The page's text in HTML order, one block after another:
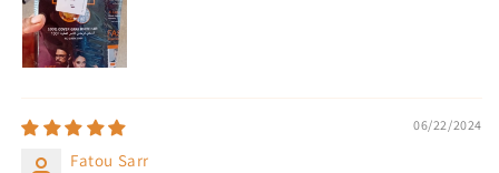
06/22/2024
Fatou Sarr